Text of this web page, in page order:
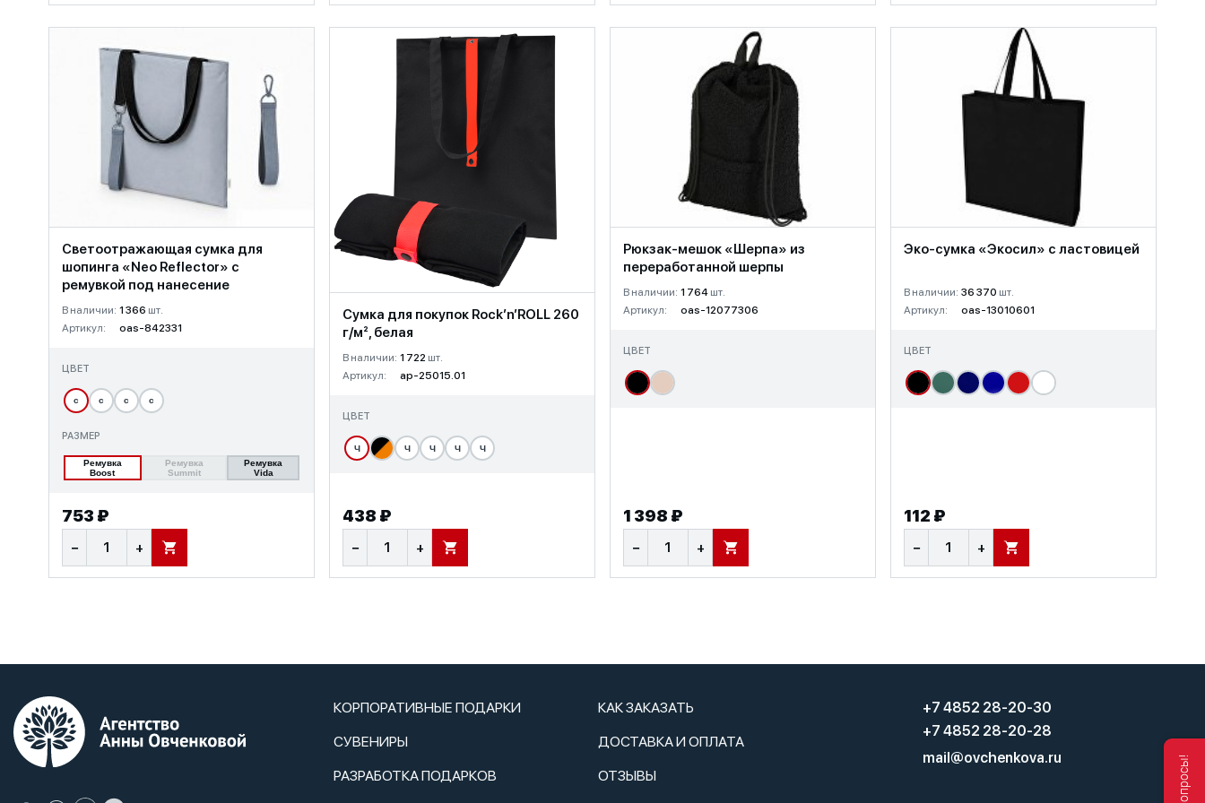
Светоотражающая сумка для
шопинга «Neo Reflector» с
ремувкой под нанесение
В наличии: 1 366 шт.
Артикул:
oas-842331
ЦВЕТ
с с с с
РАЗМЕР
Ремувка
Boost
Ремувка
Summit
Ремувка
Vida
753 ₽
− + В КОРЗИНУ
Сумка для покупок Rock’n’ROLL 260
г/м², белая
В наличии: 1 722 шт.
Артикул:
ap-25015.01
ЦВЕТ
Ч Ч Ч Ч Ч
438 ₽
− + В КОРЗИНУ
Рюкзак-мешок «Шерпа» из
переработанной шерпы
В наличии: 1 764 шт.
Артикул:
oas-12077306
ЦВЕТ
1 398 ₽
− + В КОРЗИНУ
Эко-сумка «Экосил» с ластовицей
В наличии: 36 370 шт.
Артикул:
oas-13010601
ЦВЕТ
112 ₽
− + В КОРЗИНУ
КОРПОРАТИВНЫЕ ПОДАРКИ
СУВЕНИРЫ
РАЗРАБОТКА ПОДАРКОВ
КАК ЗАКАЗАТЬ
ДОСТАВКА И ОПЛАТА
ОТЗЫВЫ
+7 4852 28-20-30
+7 4852 28-20-28
mail@ovchenkova.ru